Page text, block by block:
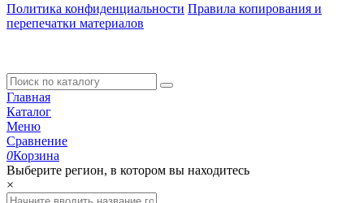
Политика конфиденциальности Правила копирования и
перепечатки материалов
Главная
Каталог
Меню
Сравнение
0Корзина
Выберите регион, в котором вы находитесь
×